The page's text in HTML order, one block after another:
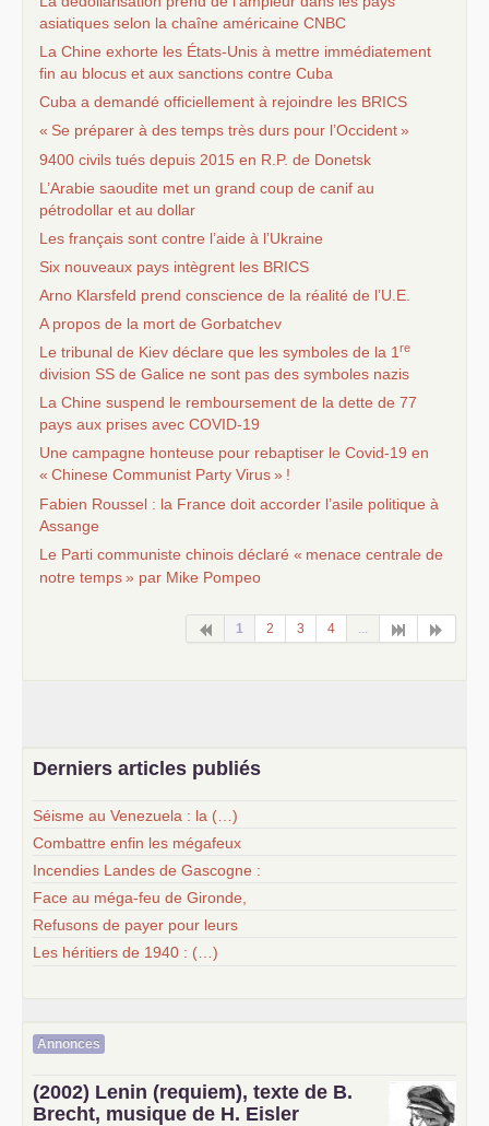
asiatiques selon la chaîne américaine CNBC
La Chine exhorte les États-Unis à mettre immédiatement
fin au blocus et aux sanctions contre Cuba
Cuba a demandé officiellement à rejoindre les BRICS
« Se préparer à des temps très durs pour l’Occident»
9400 civils tués depuis 2015 en R.P. de Donetsk
L’Arabie saoudite met un grand coup de canif au
pétrodollar et au dollar
Les français sont contre l’aide à l’Ukraine
Six nouveaux pays intègrent les BRICS
Arno Klarsfeld prend conscience de la réalité de l’U.E.
A propos de la mort de Gorbatchev
Le tribunal de Kiev déclare que les symboles de la 1 re
division SS de Galice ne sont pas des symboles nazis
La Chine suspend le remboursement de la dette de 77
pays aux prises avec COVID-19
Une campagne honteuse pour rebaptiser le Covid-19 en
« Chinese Communist Party Virus» !
Fabien Roussel : la France doit accorder l’asile politique à
Assange
Le Parti communiste chinois déclaré « menace centrale de
notre temps» par Mike Pompeo
1 2 3 4 ...
Derniers articles publiés
Séisme au Venezuela : la (…)
Combattre enfin les mégafeux
Incendies Landes de Gascogne :
Face au méga-feu de Gironde,
Refusons de payer pour leurs
Les héritiers de 1940 : (…)
Annonces
(2002) Lenin (requiem), texte de B.
Brecht, musique de H. Eisler